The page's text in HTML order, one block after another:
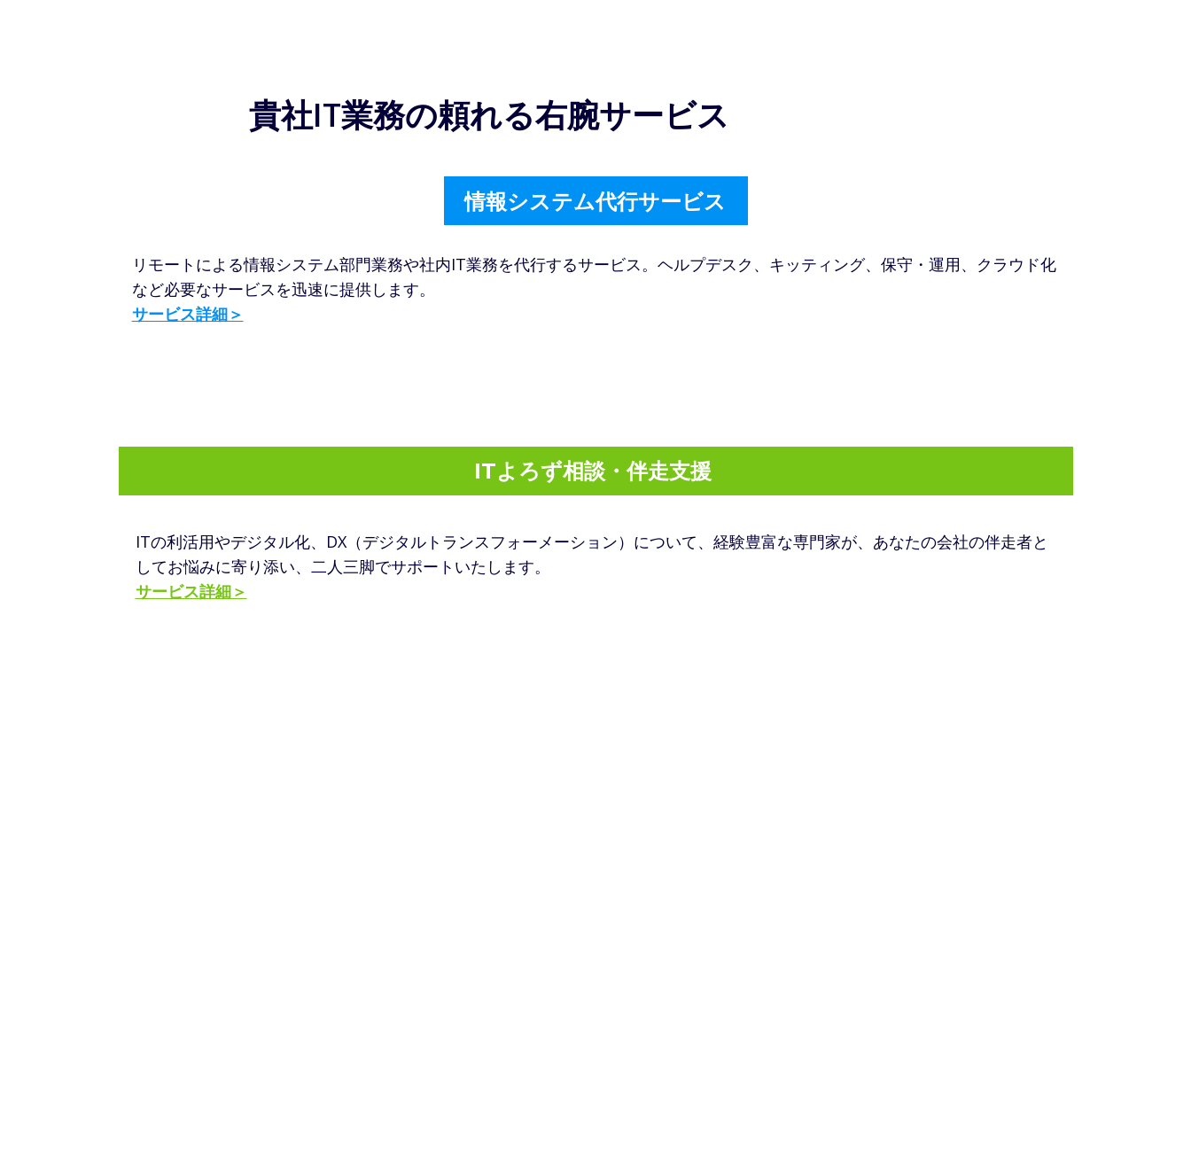
貴社IT業務の頼れる右腕サービス
情報システム代行サービス
リモートによる情報システム部門業務や社内IT業務を代行するサービス。ヘルプデスク、キッティング、保守・運用、クラウド化
など必要なサービスを迅速に提供します​。
サービス詳細＞
ITよろず相談・伴走支援
ITの利活用やデジタル化、DX（デジタルトランスフォーメーション）について、経験豊富な専門家が、あなたの会社の伴走者と
してお悩みに寄り添い、二人三脚でサポートいたします。
サービス詳細＞